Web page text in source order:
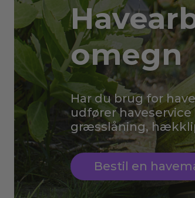
omegn
Har du brug for
udfører
græsslåning,
Bestil en